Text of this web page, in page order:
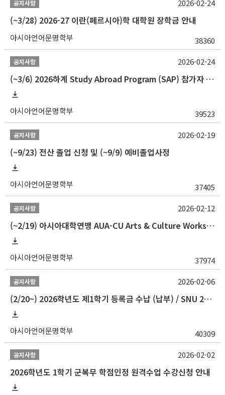
공지사항
(~3/28) 2026-27 이란(페르시아)학 대학원 장학금 안내
아시아언어문명학부 38360
2026-02-24
공지사항
(~3/6) 2026하계 Study Abroad Program (SAP) 참가자 모집 안내
아시아언어문명학부 39523
2026-02-24
공지사항
(~9/23) 전산 졸업 신청 및 (~9/9) 예비졸업사정
아시아언어문명학부 37405
2026-02-19
공지사항
(~2/19) 아시아대학연맹 AUA-CU Arts & Culture Workshop Camp 2026 참가자 선발 안내
아시아언어문명학부 37974
2026-02-12
공지사항
(2/20~) 2026학년도 제1학기 등록금 수납 (납부) / SNU 26-1 Tuition fee payment notice
아시아언어문명학부 40309
2026-02-06
공지사항
2026학년도 1학기 군복무 학점인정 원격수업 수강신청 안내
2026-02-02